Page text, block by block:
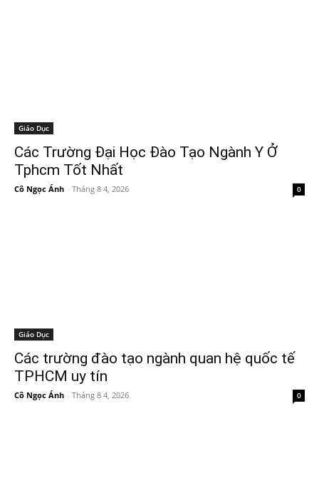
Giáo Dục
Các Trường Đại Học Đào Tạo Ngành Y Ở
Tphcm Tốt Nhất
Cô Ngọc Ánh - Tháng 8 4, 2026 0
Giáo Dục
Các trường đào tạo ngành quan hệ quốc tế
TPHCM uy tín
Cô Ngọc Ánh - Tháng 8 4, 2026 0